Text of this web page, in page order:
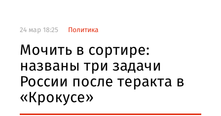
24 мар 18:25 Политика
Мочить в сортире:
названы три задачи
России после теракта в
«Крокусе»